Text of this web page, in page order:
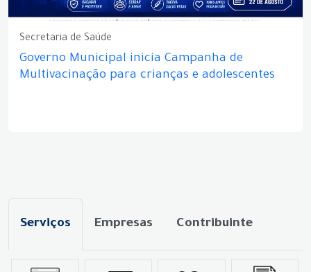
Secretaria de Saúde
Governo Municipal inicia Campanha de
Multivacinação para crianças e adolescentes
Serviços Empresas Contribuinte